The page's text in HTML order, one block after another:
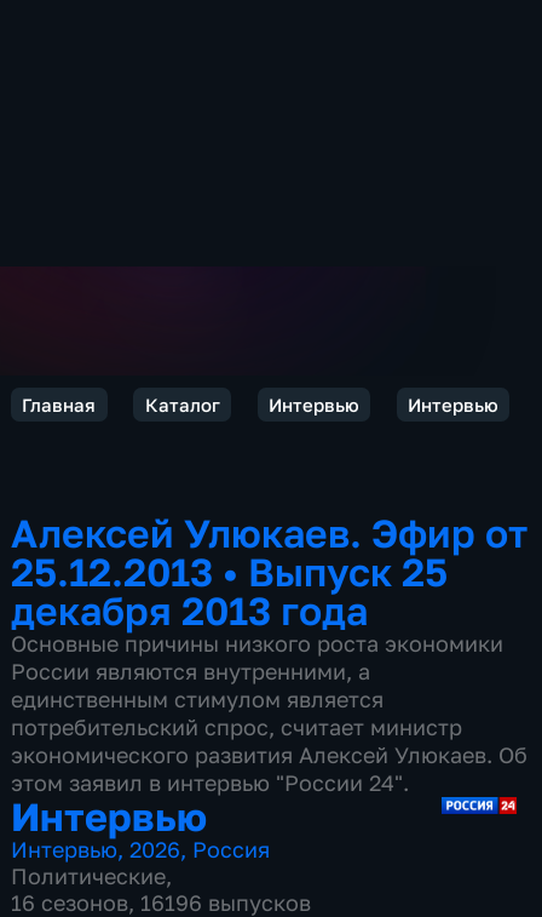
Главная Каталог Интервью Интервью
Алексей Улюкаев. Эфир от
25.12.2013 • Выпуск 25
декабря 2013 года
Основные причины низкого роста экономики
России являются внутренними, а
единственным стимулом является
потребительский спрос, считает министр
экономического развития Алексей Улюкаев. Об
этом заявил в интервью "России 24".
Интервью
Интервью,2026, Россия
Политические,
16 сезонов, 16196 выпусков